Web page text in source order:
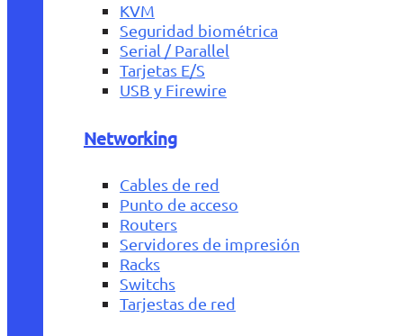
KVM
Seguridad biométrica
Serial / Parallel
Tarjetas E/S
USB y Firewire
Networking
Cables de red
Punto de acceso
Routers
Servidores de impresión
Racks
Switchs
Tarjestas de red